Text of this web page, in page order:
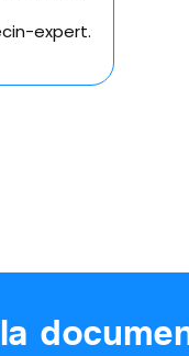
expert.